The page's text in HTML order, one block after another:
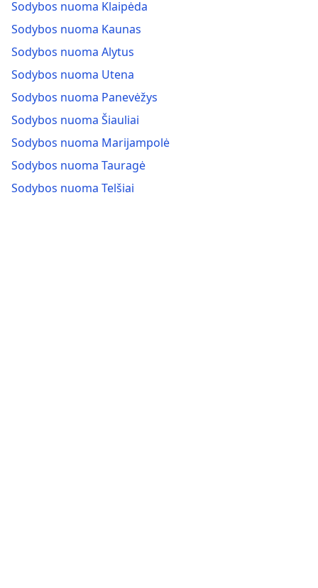
Sodybos nuoma Klaipėda
Sodybos nuoma Kaunas
Sodybos nuoma Alytus
Sodybos nuoma Utena
Sodybos nuoma Panevėžys
Sodybos nuoma Šiauliai
Sodybos nuoma Marijampolė
Sodybos nuoma Tauragė
Sodybos nuoma Telšiai